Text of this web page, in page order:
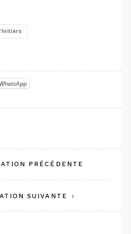
PRÉCÉDENTE
SUIVANTE